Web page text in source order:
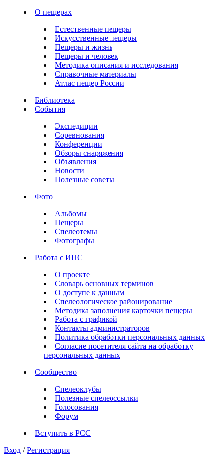
О пещерах
Естественные пещеры
Искусственные пещеры
Пещеры и жизнь
Пещеры и человек
Методика описания и исследования
Справочные материалы
Атлас пещер России
Библиотека
События
Экспедиции
Соревнования
Конференции
Обзоры снаряжения
Объявления
Новости
Полезные советы
Фото
Альбомы
Пещеры
Спелеотемы
Фотографы
Работа с ИПС
О проекте
Словарь основных терминов
О доступе к данным
Спелеологическое районирование
Методика заполнения карточки пещеры
Работа с графикой
Контакты администраторов
Политика обработки персональных данных
Согласие посетителя сайта на обработку
персональных данных
Сообщество
Спелеоклубы
Полезные спелеоссылки
Голосования
Форум
Вступить в РСС
Вход / Регистрация